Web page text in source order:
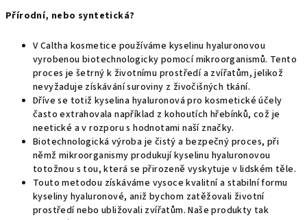
Přírodní, nebo syntetická?
V Caltha kosmetice používáme kyselinu hyaluronovou
vyrobenou biotechnologicky pomocí mikroorganismů. Tento
proces je šetrný k životnímu prostředí a zvířatům, jelikož
nevyžaduje získávání suroviny z živočišných tkání.
Dříve se totiž kyselina hyaluronová pro kosmetické účely
často extrahovala například z kohoutích hřebínků, což je
neetické a v rozporu s hodnotami naší značky.
Biotechnologická výroba je čistý a bezpečný proces, při
němž mikroorganismy produkují kyselinu hyaluronovou
totožnou s tou, která se přirozeně vyskytuje v lidském těle.
Touto metodou získáváme vysoce kvalitní a stabilní formu
kyseliny hyaluronové, aniž bychom zatěžovali životní
prostředí nebo ubližovali zvířatům. Naše produkty tak